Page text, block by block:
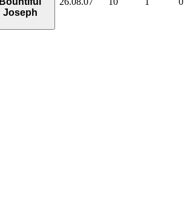
Joseph